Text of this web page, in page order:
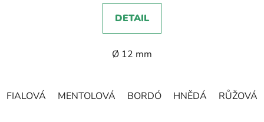
5,0
z
hvězdiček.
DETAIL
Ø 12 mm
FIALOVÁ MENTOLOVÁ BORDÓ HNĚDÁ RŮŽOVÁ